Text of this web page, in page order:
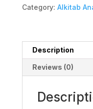
Category: Alkitab
Description
Reviews (0)